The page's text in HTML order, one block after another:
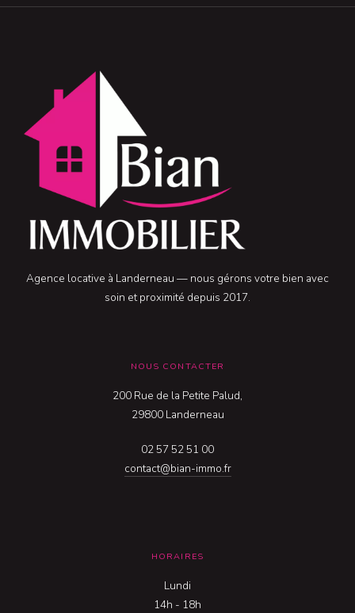
Agence locative à Landerneau — nous gérons votre bien avec
soin et proximité depuis 2017.
NOUS CONTACTER
200 Rue de la Petite Palud,
29800 Landerneau
02 57 52 51 00
contact@bian-immo.fr
HORAIRES
Lundi
14h - 18h